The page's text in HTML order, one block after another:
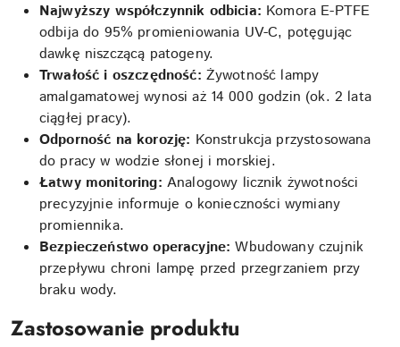
Najwyższy współczynnik odbicia: Komora E-PTFE
odbija do 95% promieniowania UV-C, potęgując
dawkę niszczącą patogeny.
Trwałość i oszczędność: Żywotność lampy
amalgamatowej wynosi aż 14 000 godzin (ok. 2 lata
ciągłej pracy).
Odporność na korozję: Konstrukcja przystosowana
do pracy w wodzie słonej i morskiej.
Łatwy monitoring: Analogowy licznik żywotności
precyzyjnie informuje o konieczności wymiany
promiennika.
Bezpieczeństwo operacyjne: Wbudowany czujnik
przepływu chroni lampę przed przegrzaniem przy
braku wody.
Zastosowanie produktu